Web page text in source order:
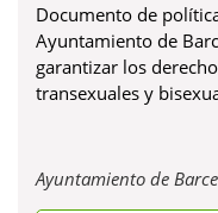
Documento de
Ayuntamiento de
garantizar los
transexuales y
Ayuntamiento de